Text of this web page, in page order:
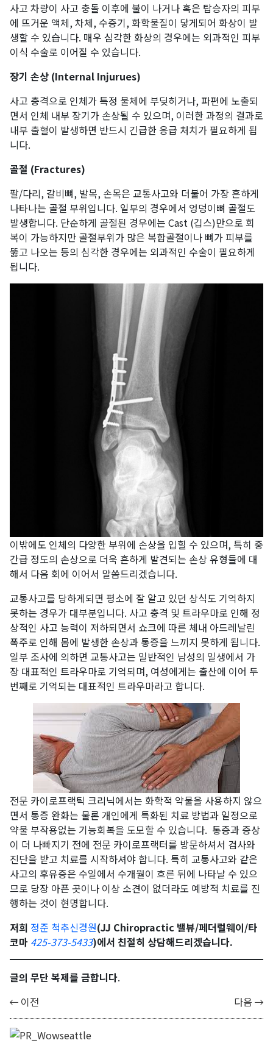
사고 차량이 사고 충돌 이후에 불이 나거나 혹은 탑승자의 피부
에 뜨거운 액체, 차체, 수증기, 화학물질이 닿게되어 화상이 발
생할 수 있습니다. 매우 심각한 화상의 경우에는 외과적인 피부
이식 수술로 이어질 수 있습니다.
장기 손상 (Internal Injurues)
사고 충격으로 인체가 특정 물체에 부딪히거나, 파편에 노출되
면서 인체 내부 장기가 손상될 수 있으며, 이러한 과정의 결과로
내부 출혈이 발생하면 반드시 긴급한 응급 처치가 필요하게 됩
니다.
골절 (Fractures)
팔/다리, 갈비뼈, 발목, 손목은 교통사고와 더불어 가장 흔하게
나타나는 골절 부위입니다. 일부의 경우에서 엉덩이뼈 골절도
발생합니다. 단순하게 골절된 경우에는 Cast (깁스)만으로 회
복이 가능하지만 골절부위가 많은 복합골절이나 뼈가 피부를
뚫고 나오는 등의 심각한 경우에는 외과적인 수술이 필요하게
됩니다.
이밖에도 인체의 다양한 부위에 손상을 입힐 수 있으며, 특히 중
간급 정도의 손상으로 더욱 흔하게 발견되는 손상 유형들에 대
해서 다음 회에 이어서 말씀드리겠습니다.
교통사고를 당하게되면 평소에 잘 알고 있던 상식도 기억하지
못하는 경우가 대부분입니다. 사고 충격 및 트라우마로 인해 정
상적인 사고 능력이 저하되면서 쇼크에 따른 체내 아드레날린
폭주로 인해 몸에 발생한 손상과 통증을 느끼지 못하게 됩니다.
일부 조사에 의하면 교통사고는 일반적인 남성의 일생에서 가
장 대표적인 트라우마로 기억되며, 여성에게는 출산에 이어 두
번째로 기억되는 대표적인 트라우마라고 합니다.
전문 카이로프랙틱 크리닉에서는 화학적 약물을 사용하지 않으
면서 통증 완화는 물론 개인에게 특화된 치료 방법과 일정으로
약물 부작용없는 기능회복을 도모할 수 있습니다. 통증과 증상
이 더 나빠지기 전에 전문 카이로프랙터를 방문하셔서 검사와
진단을 받고 치료를 시작하셔야 합니다. 특히 교통사고와 같은
사고의 후유증은 수일에서 수개월이 흐른 뒤에 나타날 수 있으
므로 당장 아픈 곳이나 이상 소견이 없더라도 예방적 치료를 진
행하는 것이 현명합니다.
저희 정준 척추신경원(JJ Chiropractic 밸뷰/페더럴웨이/타
코마 425-373-5433)에서 친절히 상담해드리겠습니다.
글의 무단 복제를 금합니다.
이전
다음